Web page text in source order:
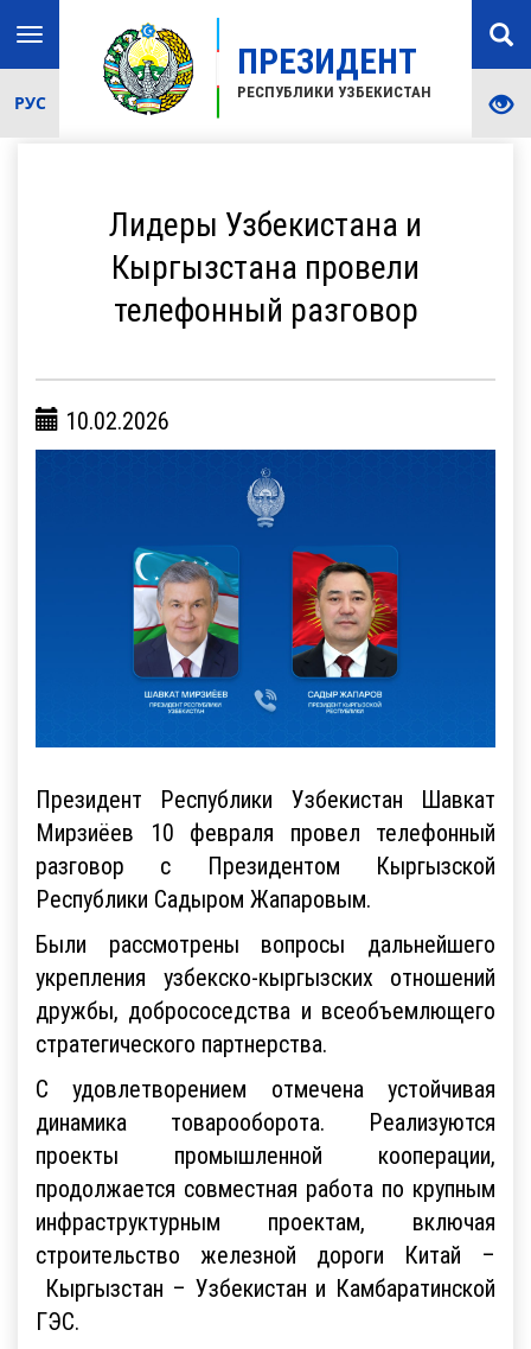
ПРЕЗИДЕНТ
РЕСПУБЛИКИ УЗБЕКИСТАН
Toggle
navigation
РУС
Лидеры Узбекистана и
Кыргызстана провели
телефонный разговор
10.02.2026
Президент Республики Узбекистан Шавкат
Мирзиёев 10 февраля провел телефонный
разговор с Президентом Кыргызской
Республики Садыром Жапаровым.
Были рассмотрены вопросы дальнейшего
укрепления узбекско-кыргызских отношений
дружбы, добрососедства и всеобъемлющего
стратегического партнерства.
С удовлетворением отмечена устойчивая
динамика товарооборота. Реализуются
проекты промышленной кооперации,
продолжается совместная работа по крупным
инфраструктурным проектам, включая
строительство железной дороги Китай –
Кыргызстан – Узбекистан и Камбаратинской
ГЭС.